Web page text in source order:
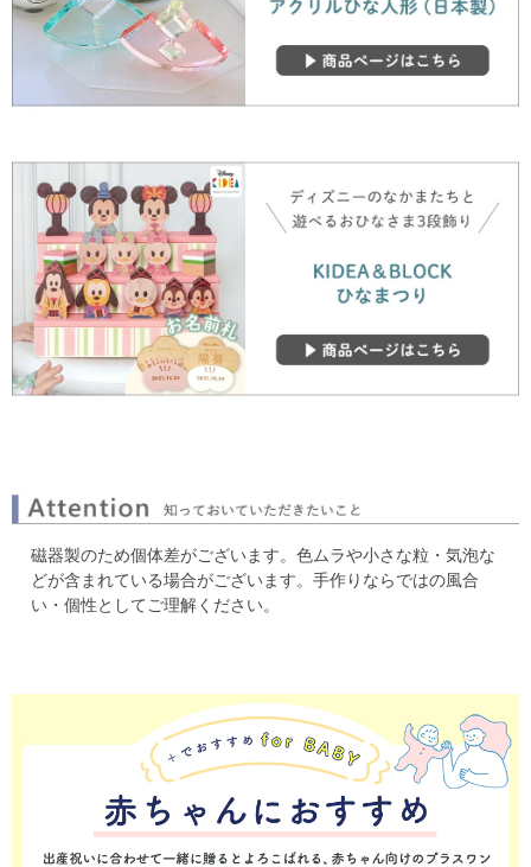
磁器製のため個体差がございます。色ムラや小さな粒・気泡な
どが含まれている場合がございます。 手作りならではの風合
い・個性としてご理解ください。